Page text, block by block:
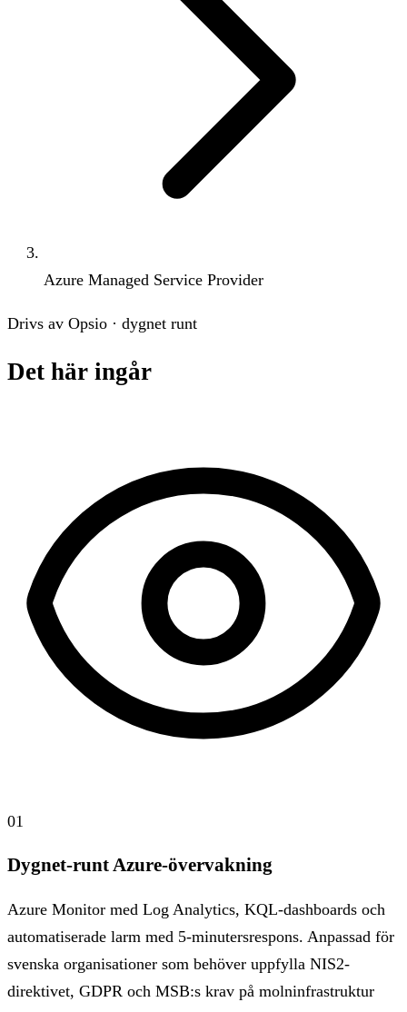
Azure Managed Service Provider
Drivs av Opsio · dygnet runt
Det här ingår
01
Dygnet-runt Azure-övervakning
Azure Monitor med Log Analytics, KQL-dashboards och
automatiserade larm med 5-minutersrespons. Anpassad för
svenska organisationer som behöver uppfylla NIS2-
direktivet, GDPR och MSB:s krav på molninfrastruktur